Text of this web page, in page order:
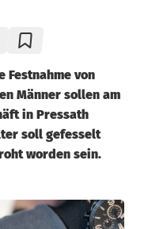
Festnahme von
Männer sollen am
in Pressath
soll gefesselt
worden sein.